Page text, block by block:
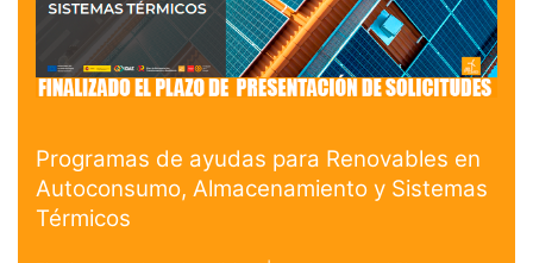
Programas de ayudas para Renovables en
Autoconsumo, Almacenamiento y Sistemas
Térmicos